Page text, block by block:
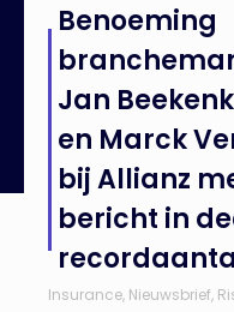
Beekenkamp (Property)
Allianz meest gelezen
recordaantal views
Benoeming
Jan
en Marck
bij Allianz
bericht in
Insurance, Nieuwsbrief,